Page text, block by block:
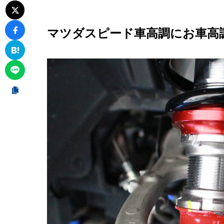
マツダスピード車高調にお車高